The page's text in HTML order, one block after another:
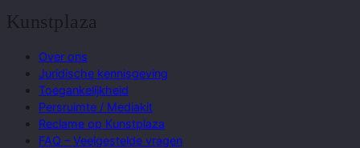
Kunstplaza
Over ons
Juridische kennisgeving
Toegankelijkheid
Persruimte / Mediakit
Reclame op Kunstplaza
FAQ – Veelgestelde vragen